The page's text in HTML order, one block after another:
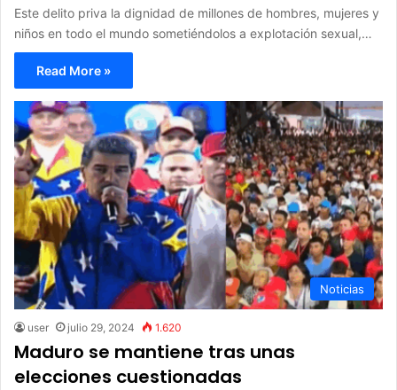
Este delito priva la dignidad de millones de hombres, mujeres y
niños en todo el mundo sometiéndolos a explotación sexual,…
Read More »
Noticias
user julio 29, 2024 1.620
Maduro se mantiene tras unas
elecciones cuestionadas